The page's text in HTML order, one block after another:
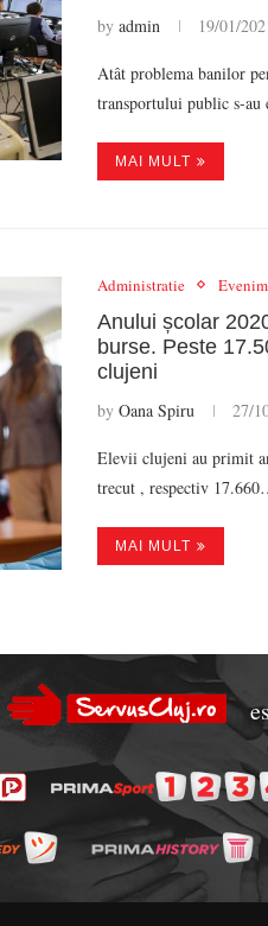
by admin 19/01/
Atât problema banilor
transportului public s-au
MAI MULT
Administratie
Anului școlar
burse. Peste
clujeni
by Oana Spiru 27/
Elevii clujeni au primit
trecut , respectiv
MAI MULT